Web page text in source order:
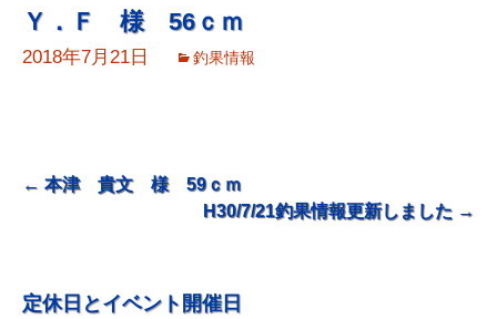
Ｙ．Ｆ 様 56ｃｍ
2018年7月21日 釣果情報
ビ
← 本津 貴文 様 59ｃｍ
H30/7/21釣果情報更新しました →
定休日とイベント開催日